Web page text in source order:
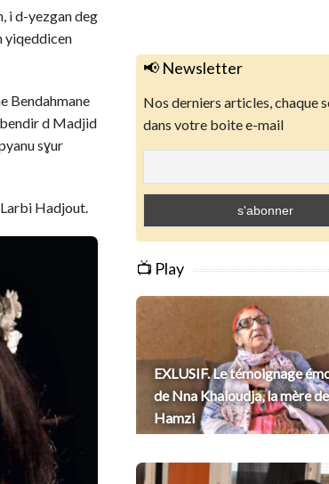
i d-yezgan deg
yiqeddicen
Bendahmane
d Madjid
sɣur
Hadjout.
📢 Newsletter
Nos derniers articles, chaque
dans votre boite e-mail
📺 Play
EXLUSIF. Le témoignage
de Nna Khaloudja, la mère
Hamzi